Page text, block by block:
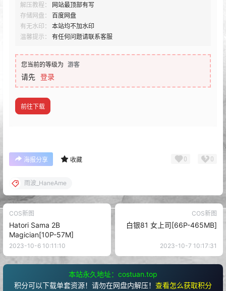
解压教程：
网站最顶部有写
存储网盘：
百度网盘
有无水印：
本站均不加水印
温馨提示：
有任何问题请联系客服
您当前的等级为 游客
请先 登录
前往下载
海报分享 收藏 0 0
雨波_HaneAme
COS新图
Hatori Sama 2B
Magician[10P-57M]
2023-10-6 10:11:10
COS新图
白银81 女上司[66P-465MB]
2023-10-7 10:17:31
本站永久地址：costuan.top
积分可以下载单套资源！请勿在网盘内解压！ 查看怎么获取积分